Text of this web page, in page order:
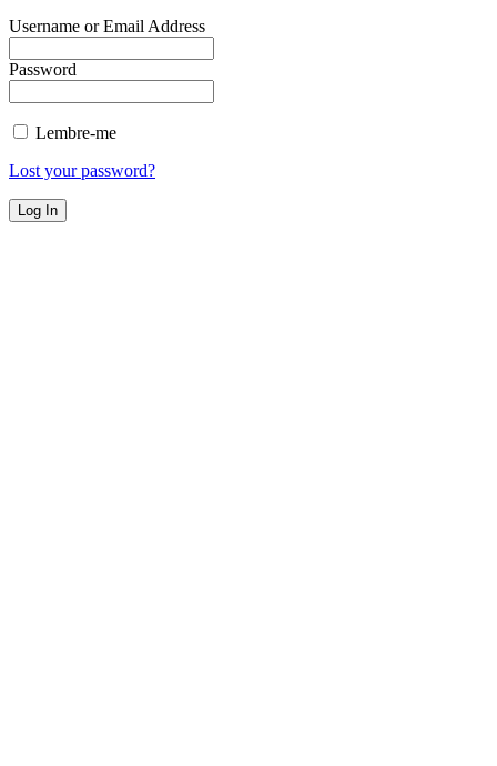
Username or Email Address
Password
Lembre-me
Lost your password?